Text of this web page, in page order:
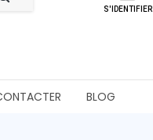
S'IDENTIFIER
BLOG